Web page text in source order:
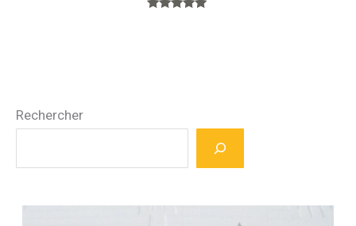
Rechercher